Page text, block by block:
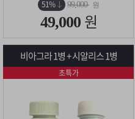
51% 99,000 원
49,000 원
비아그라 1병 + 시알리스 1병
초특가